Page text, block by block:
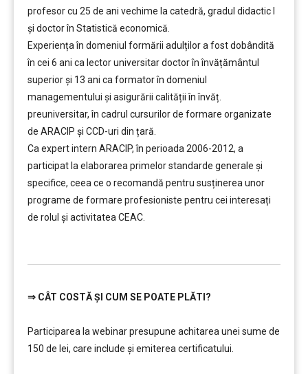
profesor cu 25 de ani vechime la catedră, gradul didactic I
şi doctor în Statistică economică.
Experiența în domeniul formării adulților a fost dobândită
în cei 6 ani ca lector universitar doctor în învățământul
superior şi 13 ani ca formator în domeniul
managementului şi asigurării calității în învăț.
preuniversitar, în cadrul cursurilor de formare organizate
de ARACIP şi CCD-uri din țară.
Ca expert intern ARACIP, în perioada 2006-2012, a
participat la elaborarea primelor standarde generale şi
specifice, ceea ce o recomandă pentru susținerea unor
programe de formare profesioniste pentru cei interesați
de rolul şi activitatea CEAC.
⇒ CÂT COSTĂ ȘI CUM SE POATE PLĂTI?
Participarea la webinar presupune achitarea unei sume de
150 de lei, care include şi emiterea certificatului.